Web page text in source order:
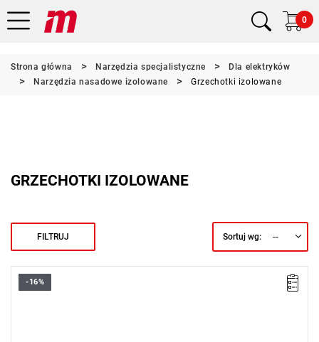
0
Strona główna Narzędzia specjalistyczne
Dla elektryków
Narzędzia nasadowe izolowane
Grzechotki izolowane
GRZECHOTKI IZOLOWANE
FILTRUJ Sortuj wg: --
-16%